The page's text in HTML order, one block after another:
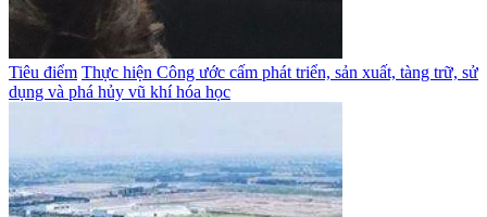
Tiêu điểm Thực hiện Công ước cấm phát triển, sản xuất, tàng trữ, sử
dụng và phá hủy vũ khí hóa học